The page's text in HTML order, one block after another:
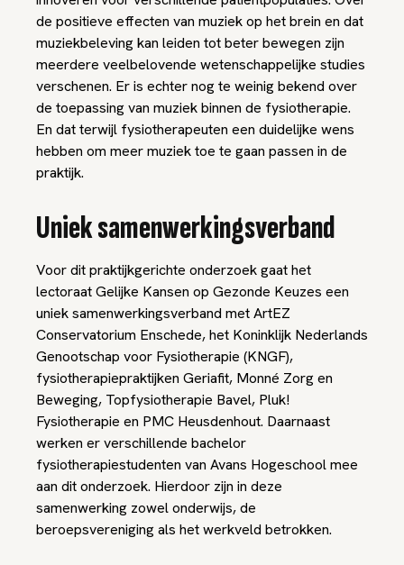
de positieve effecten van muziek op het brein en dat
muziekbeleving kan leiden tot beter bewegen zijn
meerdere veelbelovende wetenschappelijke studies
verschenen. Er is echter nog te weinig bekend over
de toepassing van muziek binnen de fysiotherapie.
En dat terwijl fysiotherapeuten een duidelijke wens
hebben om meer muziek toe te gaan passen in de
praktijk.
Uniek samenwerkingsverband
Voor dit praktijkgerichte onderzoek gaat het
lectoraat Gelijke Kansen op Gezonde Keuzes een
uniek samenwerkingsverband met ArtEZ
Conservatorium Enschede, het Koninklijk Nederlands
Genootschap voor Fysiotherapie (KNGF),
fysiotherapiepraktijken Geriafit, Monné Zorg en
Beweging, Topfysiotherapie Bavel, Pluk!
Fysiotherapie en PMC Heusdenhout. Daarnaast
werken er verschillende bachelor
fysiotherapiestudenten van Avans Hogeschool mee
aan dit onderzoek. Hierdoor zijn in deze
samenwerking zowel onderwijs, de
beroepsvereniging als het werkveld betrokken.